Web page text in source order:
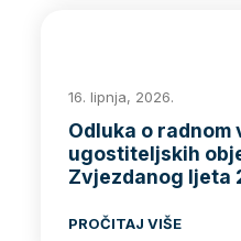
16. lipnja, 2026.
Odluka o radnom
ugostiteljskih
Zvjezdanog ljeta
PROČITAJ VIŠE